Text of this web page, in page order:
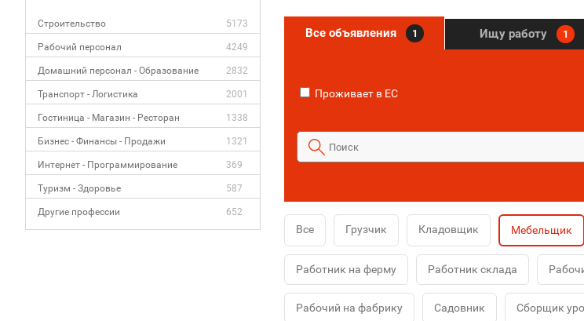
Строительство 5173
Рабочий персонал 4249
Домашний персонал - Образование 2832
Транспорт - Логистика 2001
Гостиница - Магазин - Ресторан 1338
Бизнес - Финансы - Продажи 1321
Интернет - Программирование 369
Туризм - Здоровье 587
Другие профессии 652
Все объявления 1 Ищу работу 1
Проживает в ЕС
Все Грузчик Кладовщик Мебельщик
Работник на ферму Работник склада
Рабочий на фабрику Садовник Сборщик